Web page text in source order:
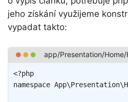
jeho získání využijeme
vypadat takto:
<?php
namespace App\Presentation\